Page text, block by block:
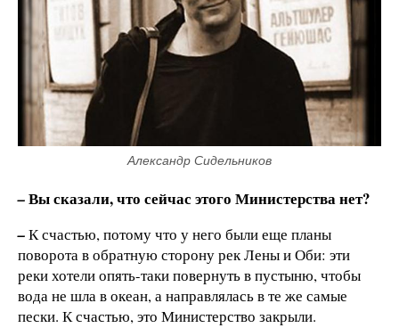
Александр Сидельников
–Вы сказали, что сейчас этого Министерства нет?
–К счастью, потому что у него были еще планы
поворота в обратную сторону рек Лены и Оби: эти
реки хотели опять-таки повернуть в пустыню, чтобы
вода не шла в океан, а направлялась в те же самые
пески. К счастью, это Министерство закрыли.